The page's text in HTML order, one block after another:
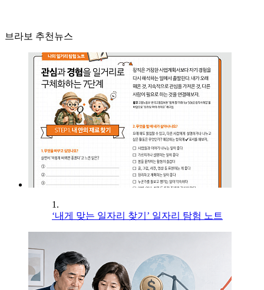
브라보 추천뉴스
1.
‘내게 맞는 일자리 찾기’ 일자리 탐험 노트